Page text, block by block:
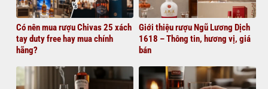
Có nên mua rượu Chivas 25 xách
tay duty free hay mua chính
hãng?
Giới thiệu rượu Ngũ Lương Dịch
1618 – Thông tin, hương vị, giá
bán